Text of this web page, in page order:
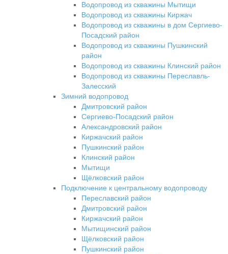
Водопровод из скважины Мытищи
Водопровод из скважины Киржач
Водопровод из скважины в дом Сергиево-
Посадский район
Водопровод из скважины Пушкинский
район
Водопровод из скважины Клинский район
Водопровод из скважины Переславль-
Залесский
Зимний водопровод
Дмитровский район
Сергиево-Посадский район
Александровский район
Киржачский район
Пушкинский район
Клинский район
Мытищи
Щёлковский район
Подключение к центральному водопроводу
Переславский район
Дмитровский район
Киржачский район
Мытищинский район
Щёлковский район
Пушкинский район